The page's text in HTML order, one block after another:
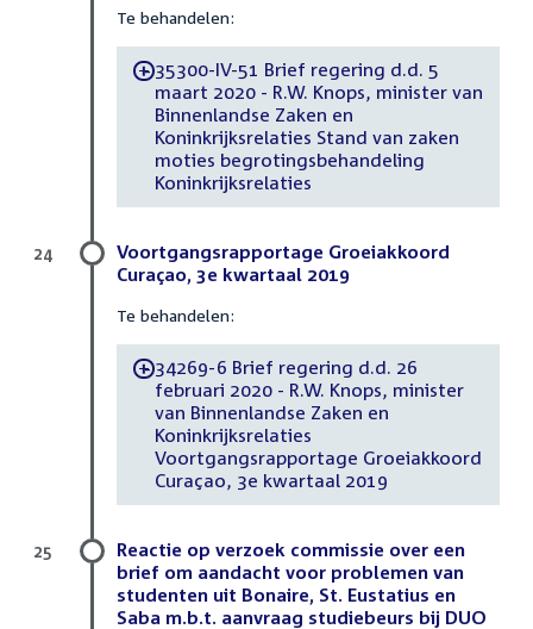
Te behandelen:
-35300-IV-51 Brief regering d.d. 5
maart 2020 - R.W. Knops, minister van
Binnenlandse Zaken en
Koninkrijksrelaties Stand van zaken
moties begrotingsbehandeling
Koninkrijksrelaties
Voortgangsrapportage Groeiakkoord
Curaçao, 3e kwartaal 2019
Te behandelen:
-34269-6 Brief regering d.d. 26
februari 2020 - R.W. Knops, minister
van Binnenlandse Zaken en
Koninkrijksrelaties
Voortgangsrapportage Groeiakkoord
Curaçao, 3e kwartaal 2019
24
Reactie op verzoek commissie over een
brief om aandacht voor problemen van
studenten uit Bonaire, St. Eustatius en
Saba m.b.t. aanvraag studiebeurs bij DUO
25